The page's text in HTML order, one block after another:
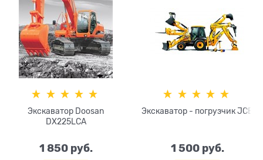
Экскаватор Doosan
DX225LCA
1 850 руб.
Экскаватор - погрузчик JCB
1 500 руб.